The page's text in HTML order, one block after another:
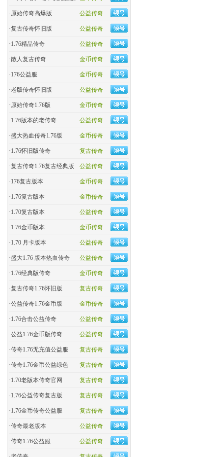
公益传奇
·原始传奇高爆版
公益传奇
·复古传奇怀旧版
公益传奇
·1.76精品传奇
金币传奇
·散人复古传奇
金币传奇
·176公益服
公益传奇
·老版传奇怀旧版
金币传奇
·原始传奇1.76版
公益传奇
·1.76版本的老传奇
金币传奇
·盛大热血传奇1.76版
复古传奇
·1.76怀旧版传奇
公益传奇
·复古传奇1.76复古经典版
金币传奇
·176复古版本
金币传奇
·1.76复古版本
公益传奇
·1.70复古版本
金币传奇
·1.76金币版本
公益传奇
·1.70 月卡版本
公益传奇
·盛大1.76 版本热血传奇
金币传奇
·​1.76经典版传奇
复古传奇
·复古传奇1.76怀旧版
金币传奇
·​公益传奇1.76金币版
公益传奇
·1.76合击公益传奇
公益传奇
·公益1.76金币版传奇
复古传奇
·传奇1.76无充值公益服
复古传奇
·传奇1.76金币公益绿色
复古传奇
·1.70老版本传奇官网
复古传奇
·1.76公益传奇复古版
复古传奇
·​1.76金币传奇公益服
公益传奇
·​传奇最老版本
公益传奇
·传奇1.76公益服